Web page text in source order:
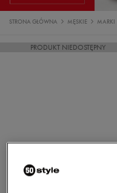
STRONA GŁÓWNA MĘSKIE MARKI
PRODUKT NIEDOSTĘPNY